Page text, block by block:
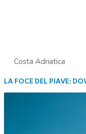
Costa Adriatica
LA FOCE DEL PIAVE: